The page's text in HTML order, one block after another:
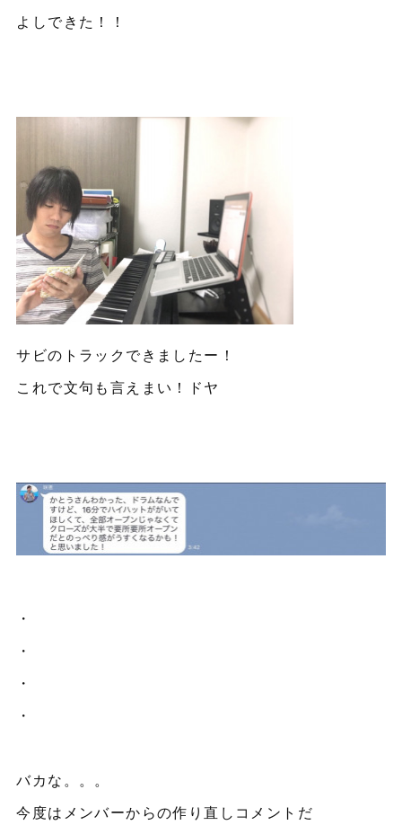
よしできた！！
サビのトラックできましたー！
これで文句も言えまい！ドヤ
・
・
・
・
バカな。。。
今度はメンバーからの作り直しコメントだ